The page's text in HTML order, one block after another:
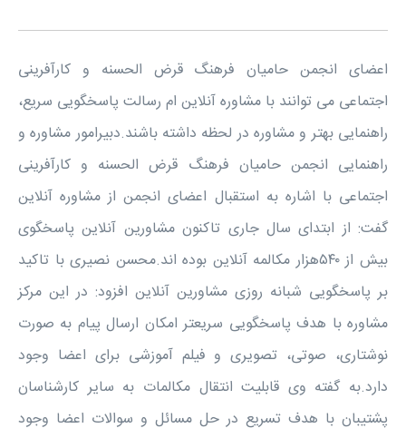
اعضای انجمن حامیان فرهنگ قرض الحسنه و کارآفرینی
اجتماعی می توانند با مشاوره آنلاین ام رسالت پاسخگویی سریع،
راهنمایی بهتر و مشاوره در لحظه داشته باشند.دبیرامور مشاوره و
راهنمایی انجمن حامیان فرهنگ قرض الحسنه و کارآفرینی
اجتماعی با اشاره به استقبال اعضای انجمن از مشاوره آنلاین
گفت: از ابتدای سال جاری تاکنون مشاورین آنلاین پاسخگوی
بیش از ۵۴۰هزار مکالمه آنلاین بوده اند.محسن نصیری با تاکید
بر پاسخگویی شبانه روزی مشاورین آنلاین افزود: در این مرکز
مشاوره با هدف پاسخگویی سریعتر امکان ارسال پیام به صورت
نوشتاری، صوتی، تصویری و فیلم آموزشی برای اعضا وجود
دارد.به گفته وی قابلیت انتقال مکالمات به سایر کارشناسان
پشتیبان با هدف تسریع در حل مسائل و سوالات اعضا وجود